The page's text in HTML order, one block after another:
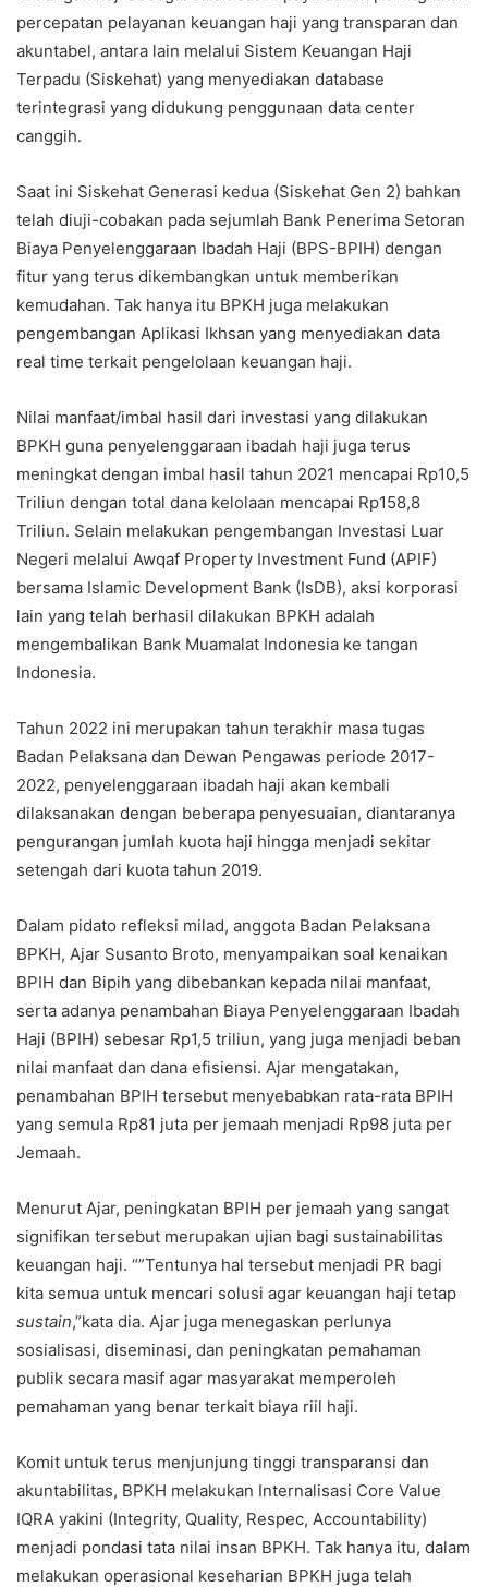
percepatan pelayanan keuangan haji yang transparan dan
akuntabel, antara lain melalui Sistem Keuangan Haji
Terpadu (Siskehat) yang menyediakan database
terintegrasi yang didukung penggunaan data center
canggih.
Saat ini Siskehat Generasi kedua (Siskehat Gen 2) bahkan
telah diuji-cobakan pada sejumlah Bank Penerima Setoran
Biaya Penyelenggaraan Ibadah Haji (BPS-BPIH) dengan
fitur yang terus dikembangkan untuk memberikan
kemudahan. Tak hanya itu BPKH juga melakukan
pengembangan Aplikasi Ikhsan yang menyediakan data
real time terkait pengelolaan keuangan haji.
Nilai manfaat/imbal hasil dari investasi yang dilakukan
BPKH guna penyelenggaraan ibadah haji juga terus
meningkat dengan imbal hasil tahun 2021 mencapai Rp10,5
Triliun dengan total dana kelolaan mencapai Rp158,8
Triliun. Selain melakukan pengembangan Investasi Luar
Negeri melalui Awqaf Property Investment Fund (APIF)
bersama Islamic Development Bank (IsDB), aksi korporasi
lain yang telah berhasil dilakukan BPKH adalah
mengembalikan Bank Muamalat Indonesia ke tangan
Indonesia.
Tahun 2022 ini merupakan tahun terakhir masa tugas
Badan Pelaksana dan Dewan Pengawas periode 2017-
2022, penyelenggaraan ibadah haji akan kembali
dilaksanakan dengan beberapa penyesuaian, diantaranya
pengurangan jumlah kuota haji hingga menjadi sekitar
setengah dari kuota tahun 2019.
Dalam pidato refleksi milad, anggota Badan Pelaksana
BPKH, Ajar Susanto Broto, menyampaikan soal kenaikan
BPIH dan Bipih yang dibebankan kepada nilai manfaat,
serta adanya penambahan Biaya Penyelenggaraan Ibadah
Haji (BPIH) sebesar Rp1,5 triliun, yang juga menjadi beban
nilai manfaat dan dana efisiensi. Ajar mengatakan,
penambahan BPIH tersebut menyebabkan rata-rata BPIH
yang semula Rp81 juta per jemaah menjadi Rp98 juta per
Jemaah.
Menurut Ajar, peningkatan BPIH per jemaah yang sangat
signifikan tersebut merupakan ujian bagi sustainabilitas
keuangan haji. “”Tentunya hal tersebut menjadi PR bagi
kita semua untuk mencari solusi agar keuangan haji tetap
sustain,”kata dia. Ajar juga menegaskan perlunya
sosialisasi, diseminasi, dan peningkatan pemahaman
publik secara masif agar masyarakat memperoleh
pemahaman yang benar terkait biaya riil haji.
Komit untuk terus menjunjung tinggi transparansi dan
akuntabilitas, BPKH melakukan Internalisasi Core Value
IQRA yakini (Integrity, Quality, Respec, Accountability)
menjadi pondasi tata nilai insan BPKH. Tak hanya itu, dalam
melakukan operasional keseharian BPKH juga telah